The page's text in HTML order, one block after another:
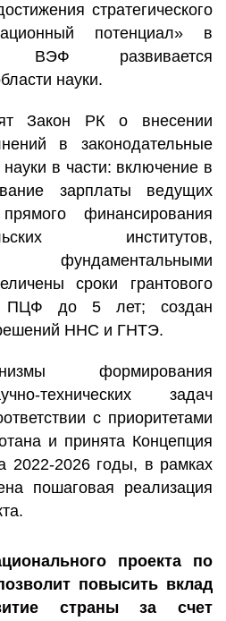
стратегического
потенциал» в
ВЭФ развивается
науки.
Закон РК о внесении
в законодательные
в части: включение в
зарплаты ведущих
финансирования
институтов,
сроки грантового
ПЦФ до 5 лет; создан
ННС и ГНТЭ.
формирования
технических задач
с приоритетами
и принята Концепция
2022-2026 годы, в рамках
пошаговая реализация
проекта по
повысить вклад
страны за счет